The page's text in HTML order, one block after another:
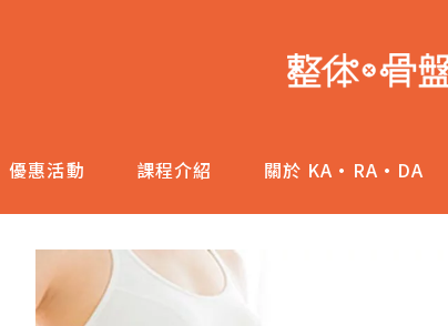
優惠活動 課程介紹 關於 KA·RA·DA